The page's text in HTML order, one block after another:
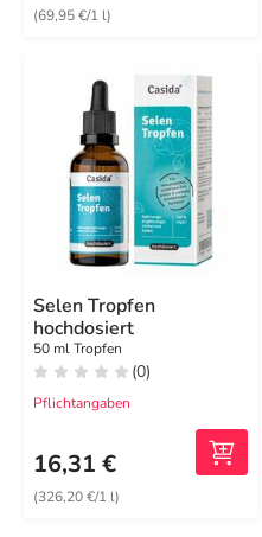
(69,95 €/1 l)
Selen Tropfen
hochdosiert
50 ml Tropfen
(0)
Pflichtangaben
16,31 €
(326,20 €/1 l)